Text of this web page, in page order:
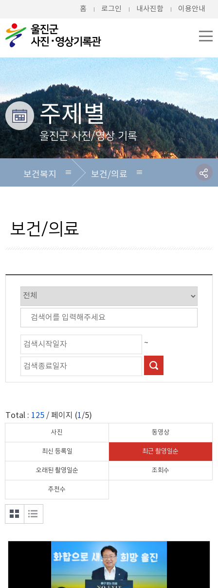
홈 로그인 내사진함 이용안내
주제별
울진군 사진/영상 기록
보건복지
군정행정
보건복지
교육과학
문화체육
관광
자연경관
정치외교
울진의 맛
보건/의료
위생
보건/의료
~
Total : 125 / 페이지 (1/5)
사진 동영상
최신 등록일 최근 촬영일순
오래된 촬영일순 조회수
추천수
리형 형 보